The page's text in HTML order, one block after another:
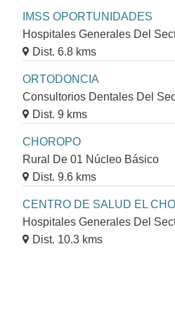
IMSS OPORTUNIDADES
Hospitales Generales Del
Dist. 6.8 kms
ORTODONCIA
Consultorios Dentales Del
Dist. 9 kms
CHOROPO
Rural De 01 Núcleo Básico
Dist. 9.6 kms
CENTRO DE SALUD EL
Hospitales Generales Del
Dist. 10.3 kms